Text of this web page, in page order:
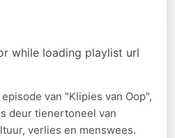
while loading playlist url
van "Klipies van Oop",
deur tienertoneel van
verlies en menswees.